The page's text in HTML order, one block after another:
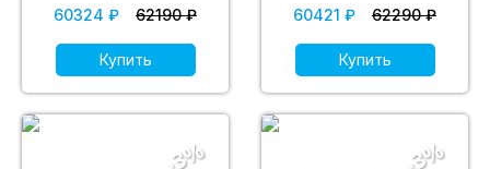
60324 ₽
62190 ₽
Купить
60421 ₽
62290 ₽
Купить
-3% -3%